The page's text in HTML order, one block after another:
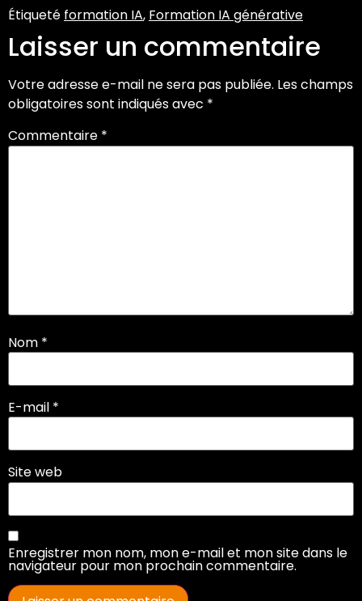
Étiqueté formation IA, Formation IA générative
Laisser un commentaire
Votre adresse e-mail ne sera pas publiée. Les champs
obligatoires sont indiqués avec *
Commentaire *
Nom *
E-mail *
Site web
Enregistrer mon nom, mon e-mail et mon site dans le
navigateur pour mon prochain commentaire.